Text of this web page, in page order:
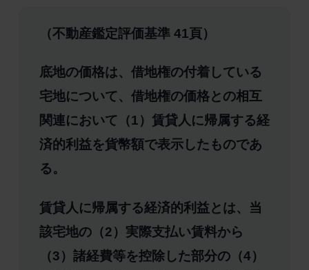
（不動産鑑定評価基準 41頁）
底地の価格は、借地権の付着している
宅地について、借地権の価格との相互
関連において（1）賃貸人に帰属する経
済的利益を貨幣額で表示したものであ
る。
賃貸人に帰属する経済的利益とは、当
該宅地の（2）実際支払い賃料から
（3）諸経費等を控除した部分の（4）